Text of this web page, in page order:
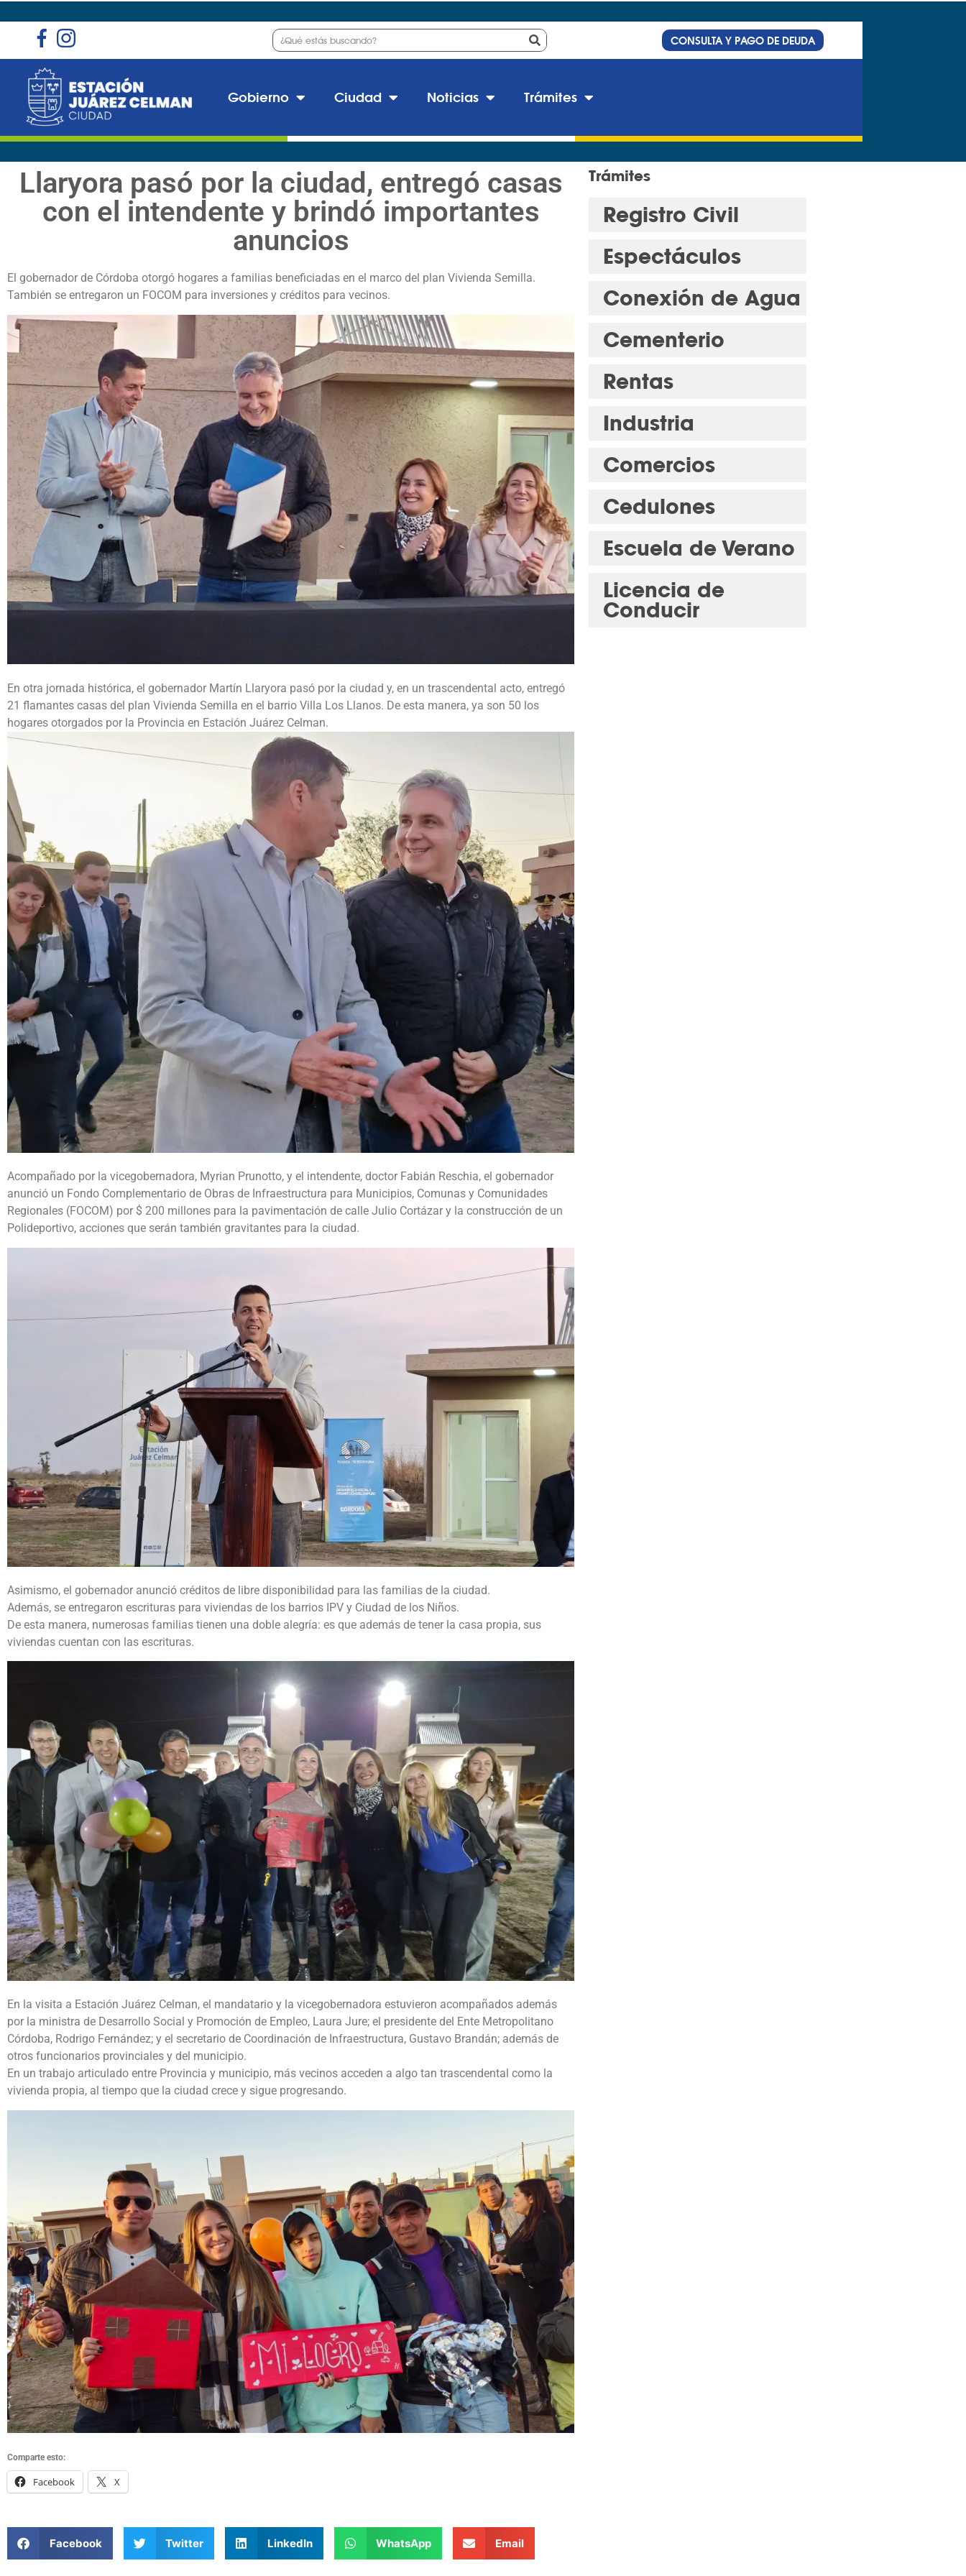
CONSULTA Y PAGO DE DEUDA
Gobierno Ciudad Noticias Trámites
Llaryora pasó por la ciudad, entregó casas
con el intendente y brindó importantes
anuncios
El gobernador de Córdoba otorgó hogares a familias beneficiadas en el marco del plan Vivienda Semilla.
También se entregaron un FOCOM para inversiones y créditos para vecinos.
En otra jornada histórica, el gobernador Martín Llaryora pasó por la ciudad y, en un trascendental acto, entregó
21 flamantes casas del plan Vivienda Semilla en el barrio Villa Los Llanos. De esta manera, ya son 50 los
hogares otorgados por la Provincia en Estación Juárez Celman.
Acompañado por la vicegobernadora, Myrian Prunotto, y el intendente, doctor Fabián Reschia, el gobernador
anunció un Fondo Complementario de Obras de Infraestructura para Municipios, Comunas y Comunidades
Regionales (FOCOM) por $ 200 millones para la pavimentación de calle Julio Cortázar y la construcción de un
Polideportivo, acciones que serán también gravitantes para la ciudad.
Asimismo, el gobernador anunció créditos de libre disponibilidad para las familias de la ciudad.
Además, se entregaron escrituras para viviendas de los barrios IPV y Ciudad de los Niños.
De esta manera, numerosas familias tienen una doble alegría: es que además de tener la casa propia, sus
viviendas cuentan con las escrituras.
En la visita a Estación Juárez Celman, el mandatario y la vicegobernadora estuvieron acompañados además
por la ministra de Desarrollo Social y Promoción de Empleo, Laura Jure; el presidente del Ente Metropolitano
Córdoba, Rodrigo Fernández; y el secretario de Coordinación de Infraestructura, Gustavo Brandán; además de
otros funcionarios provinciales y del municipio.
En un trabajo articulado entre Provincia y municipio, más vecinos acceden a algo tan trascendental como la
vivienda propia, al tiempo que la ciudad crece y sigue progresando.
Comparte esto:
Facebook X
Trámites
Registro Civil
Espectáculos
Conexión de Agua
Cementerio
Rentas
Industria
Comercios
Cedulones
Escuela de Verano
Licencia de
Conducir
Facebook Twitter LinkedIn WhatsApp Email